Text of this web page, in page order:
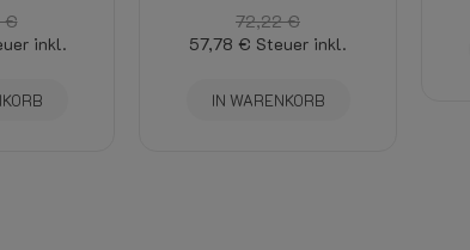
€
inkl.
72,22 €
57,78 € Steuer inkl.
IN WARENKORB